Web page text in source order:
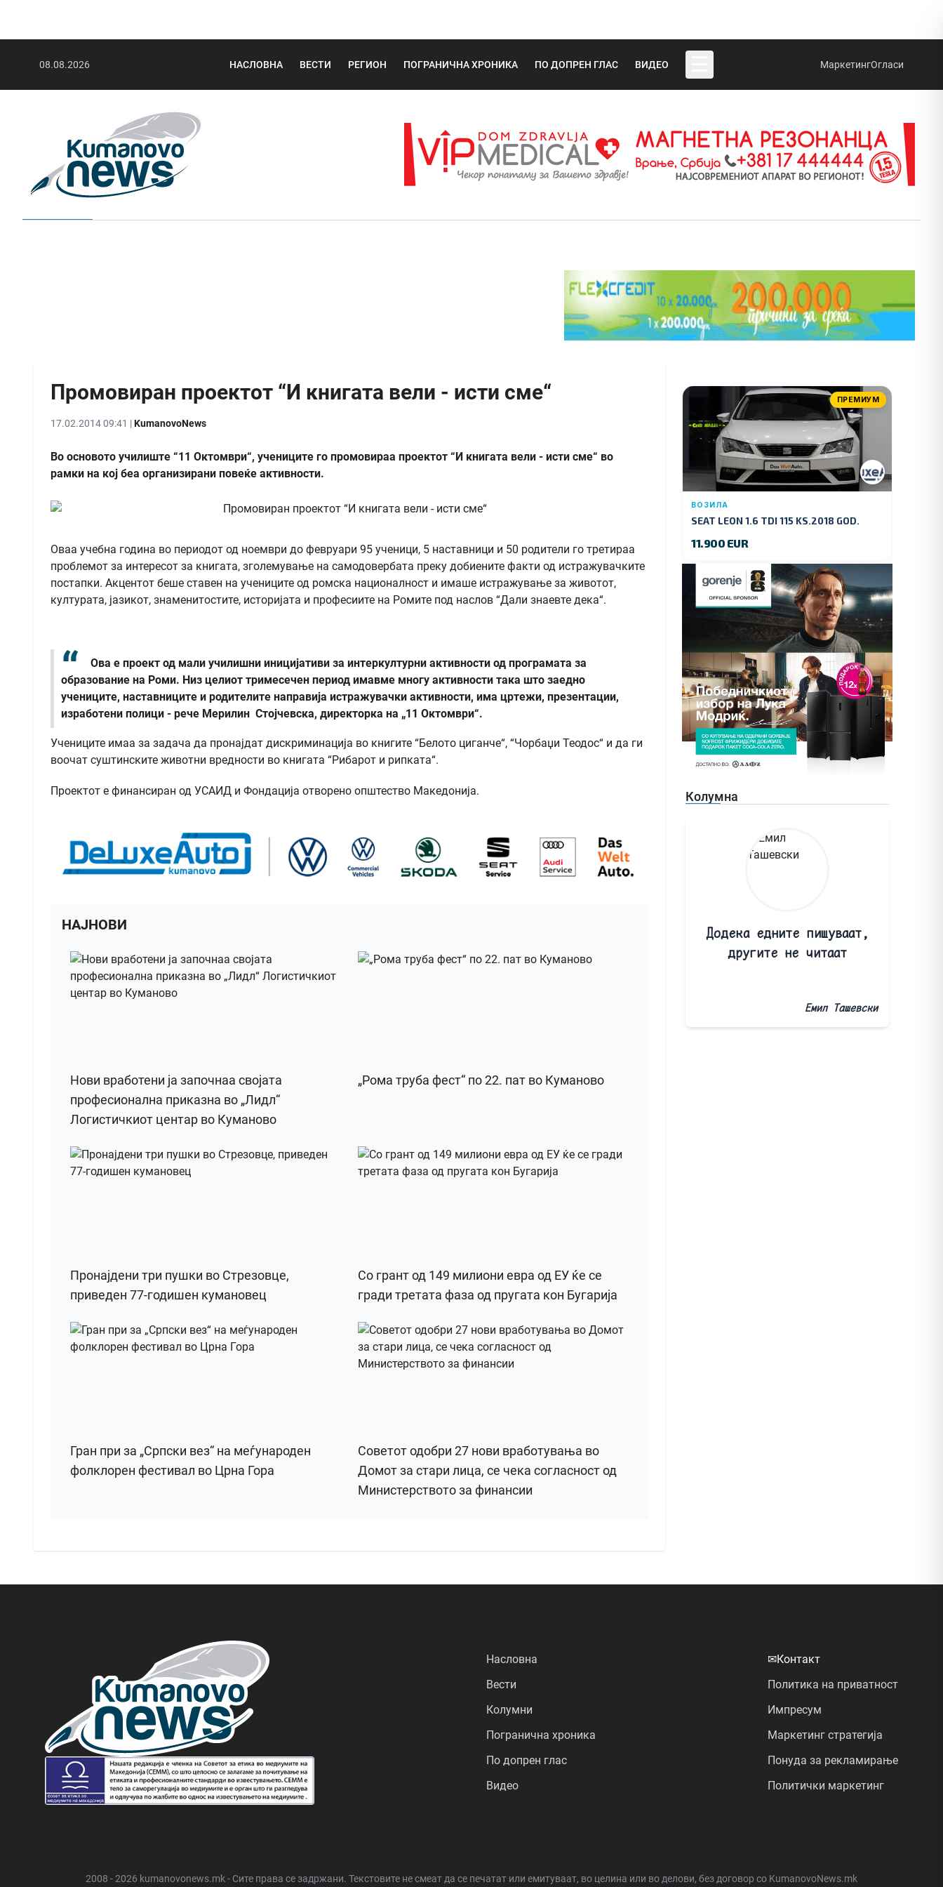
08.08.2026 НАСЛОВНА ВЕСТИ РЕГИОН ПОГРАНИЧНА ХРОНИКА ПО ДОПРЕН ГЛАС ВИДЕО МаркетингОгласи
Промовиран проектот “И книгата вели - исти сме“
17.02.2014 09:41 |KumanovoNews
Во основото училиште “11 Октомври“, учениците го промовираа проектот “И книгата вели - исти сме“ во
рамки на кој беа организирани повеќе активности.
Оваа учебна година во периодот од ноември до февруари 95 ученици, 5 наставници и 50 родители го третираа
проблемот за интересот за книгата, зголемување на самодовербата преку добиените факти од истражувачките
постапки. Акцентот беше ставен на учениците од ромска националност и имаше истражување за животот,
културата, јазикот, знаменитостите, историјата и професиите на Ромите под наслов “Дали знаевте дека“.
Ова е проект од мали училишни иницијативи за интеркултурни активности од програмата за
образование на Роми. Низ целиот тримесечен период имавме многу активности така што заедно
учениците, наставниците и родителите направија истражувачки активности, има цртежи, презентации,
изработени полици - рече Мерилин Стојчевска, директорка на „11 Октомври“.
Учениците имаа за задача да пронајдат дискриминација во книгите “Белото циганче“, “Чорбаџи Теодос“ и да ги
воочат суштинските животни вредности во книгата “Рибарот и рипката“.
Проектот е финансиран од УСАИД и Фондација отворено општество Македонија.
НАЈНОВИ
Нови вработени ја започнаа својата
професионална приказна во „Лидл“
Логистичкиот центар во Куманово
„Рома труба фест“ по 22. пат во Куманово
Пронајдени три пушки во Стрезовце,
приведен 77-годишен кумановец
Со грант од 149 милиони евра од ЕУ ќе се
гради третата фаза од пругата кон Бугарија
Гран при за „Српски вез“ на меѓународен
фолклорен фестивал во Црна Гора
Советот одобри 27 нови вработувања во
Домот за стари лица, се чека согласност од
Министерството за финансии
ПРЕМИУМ
ВОЗИЛА
SEAT LEON 1.6 TDI 115 KS.2018 GOD.
11.900 EUR
Колумна
Додека едните пишуваат,
другите не читаат
Емил Ташевски
Насловна
Вести
Колумни
Погранична хроника
По допрен глас
Видео
✉Контакт
Политика на приватност
Импресум
Маркетинг стратегија
Понуда за рекламирање
Политички маркетинг
2008 - 2026 kumanovonews.mk - Сите права се задржани. Текстовите не смеат да се печатат или емитуваат, во целина или во делови, без договор со KumanovoNews.mk